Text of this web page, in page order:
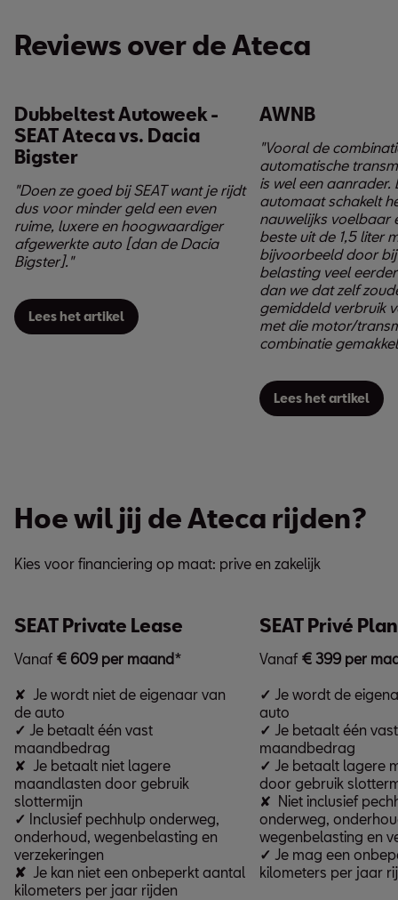
Reviews over de Ateca
Dubbeltest Autoweek -
SEAT Ateca vs. Dacia
Bigster
"Doen ze goed bij SEAT want je rijdt
dus voor minder geld een even
ruime, luxere en hoogwaardiger
afgewerkte auto [dan de Dacia
Bigster]."
Lees het artikel
AWNB
"Vooral de
automatische
is wel een aanrader.
automaat schakelt
nauwelijks voelbaar
beste uit de 1,5 liter
bijvoorbeeld door
belasting veel
dan we dat zelf
gemiddeld verbruik
met die motor/
combinatie
Lees het artikel
Hoe wil jij de Ateca rijden?
Kies voor financiering op maat: prive en zakelijk
SEAT Private Lease
Vanaf € 609 per maand*
✘ Je wordt niet de eigenaar van
de auto
✓ Je betaalt één vast
maandbedrag
✘ Je betaalt niet lagere
maandlasten door gebruik
slottermijn
✓ Inclusief pechhulp onderweg,
onderhoud, wegenbelasting en
verzekeringen
✘ Je kan niet een onbeperkt aantal
kilometers per jaar rijden
SEAT Privé Plan
Vanaf € 399 per
✓ Je wordt de
auto
✓ Je betaalt één vast
maandbedrag
✓ Je betaalt lagere
door gebruik
✘ Niet inclusief
onderweg,
wegenbelasting en
✓ Je mag een
kilometers per jaar